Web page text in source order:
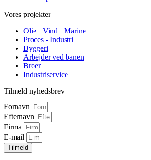
Vores projekter
Olie - Vind - Marine
Proces - Industri
Byggeri
Arbejder ved banen
Broer
Industriservice
Tilmeld nyhedsbrev
Fornavn
Efternavn
Firma
E-mail
Tilmeld